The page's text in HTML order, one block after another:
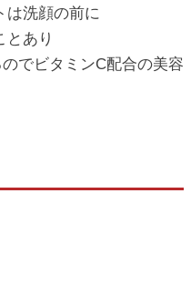
は洗顔の前に
とあり
でビタミンC配合の美容